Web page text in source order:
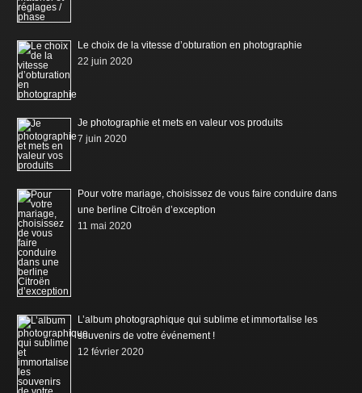
Le choix de la vitesse d’obturation en photographie
22 juin 2020
Je photographie et mets en valeur vos produits
7 juin 2020
Pour votre mariage, choisissez de vous faire conduire dans
une berline Citroën d’exception
11 mai 2020
L’album photographique qui sublime et immortalise les
souvenirs de votre événement !
12 février 2020